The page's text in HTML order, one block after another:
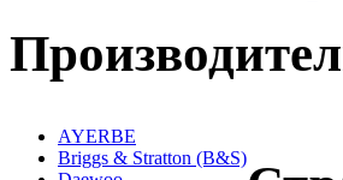
AYERBE
Briggs & Stratton (B&S)